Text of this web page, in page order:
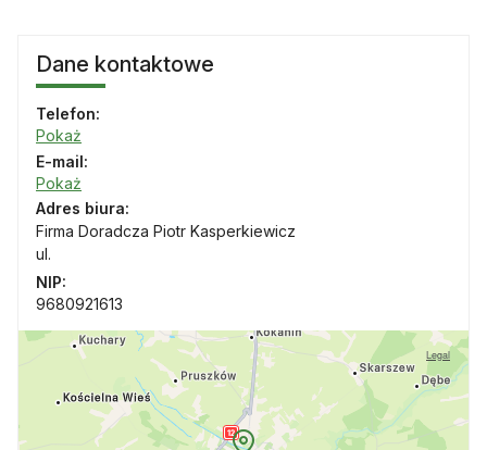
Dane kontaktowe
Telefon:
Pokaż
E-mail:
Pokaż
Adres biura:
Firma Doradcza Piotr Kasperkiewicz
ul.
NIP:
9680921613
Legal